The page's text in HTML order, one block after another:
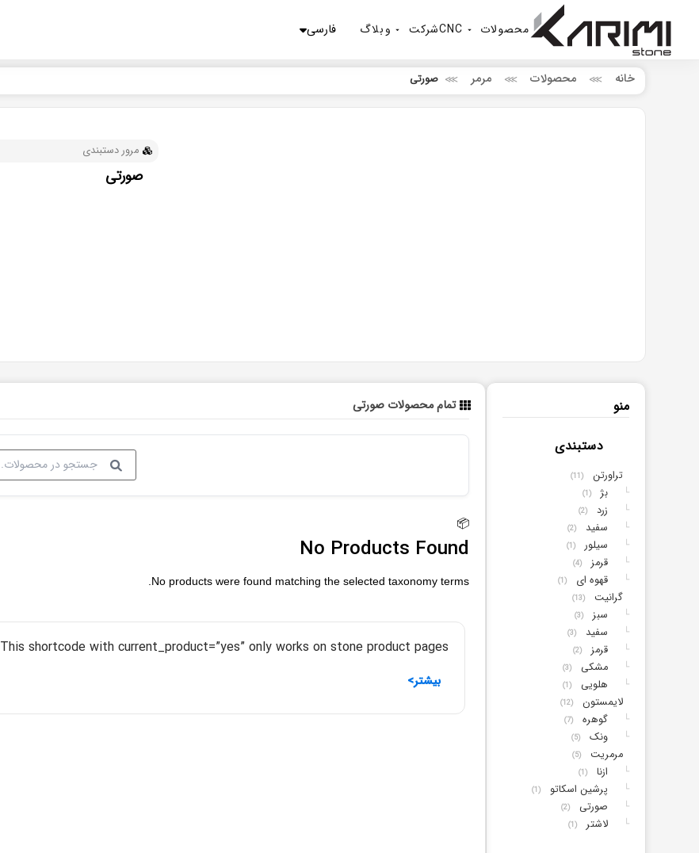
محصولات CNCشرکت وبلاگ فارسی
Русский
خانه ⋙ محصولات ⋙ مرمر ⋙ صورتی
مرور دستبندی
صورتی
منو
دستبندی
تراورتن
(11)
└
بژ
(1)
└
زرد
(2)
└
سفید
(2)
└
سیلور
(1)
└
قرمز
(4)
└
قهوه ای (1)
گرانیت
(13)
└
سبز
(3)
└
سفید
(3)
└
قرمز
(2)
└
مشکی
(3)
└
هلویی (1)
لایمستون
(12)
└
گوهره
(7)
└
ونک (5)
مرمریت
(5)
└
ازنا
(1)
└
پرشین اسکاتو
(1)
└
صورتی
(2)
└
لاشتر (1)
تمام محصولات صورتی
📦
No Products Found
No products were found matching the selected taxonomy terms.
This shortcode with current_product=”yes” only works on stone product pages.
بیشتر>